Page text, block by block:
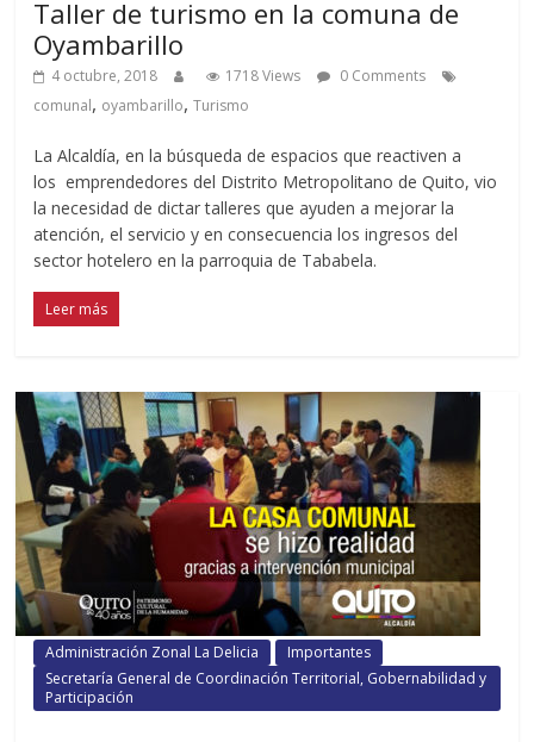
Taller de turismo en la comuna de
Oyambarillo
4 octubre, 2018 1718 Views
0 Comments
comunal, oyambarillo,Turismo
La Alcaldía, en la búsqueda de espacios que reactiven a
los emprendedores del Distrito Metropolitano de Quito, vio
la necesidad de dictar talleres que ayuden a mejorar la
atención, el servicio y en consecuencia los ingresos del
sector hotelero en la parroquia de Tababela.
Leer más
Administración Zonal La Delicia
Importantes
Secretaría General de Coordinación Territorial, Gobernabilidad y
Participación